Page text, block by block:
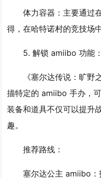
体力容器 ：主要通过
得，在哈特诺村的竞技场
5. 解锁 amiibo 功能
《塞尔达传说：旷
描特定的 amiibo 手办，
装备和道具不仅可以提升
趣。
推荐路线：
塞尔达公主 amiibo